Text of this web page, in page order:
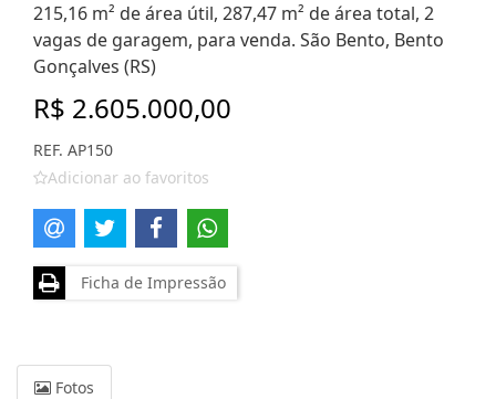
215,16 m² de área útil, 287,47 m² de área total, 2
vagas de garagem, para venda. São Bento, Bento
Gonçalves (RS)
R$ 2.605.000,00
REF. AP150
Adicionar ao favoritos
Ficha de Impressão
Fotos